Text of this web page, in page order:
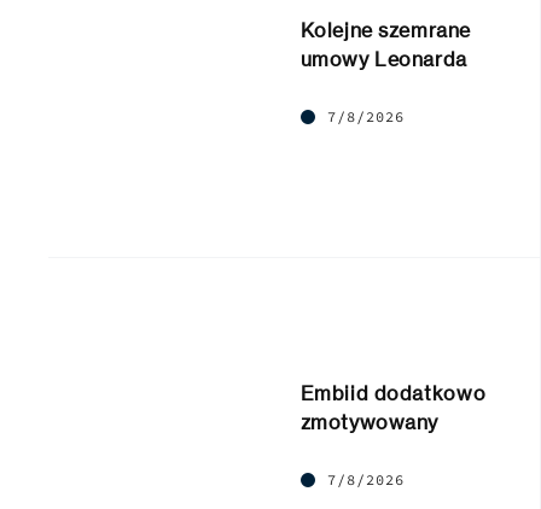
Kolejne szemrane
umowy Leonarda
7/8/2026
Embiid dodatkowo
zmotywowany
7/8/2026